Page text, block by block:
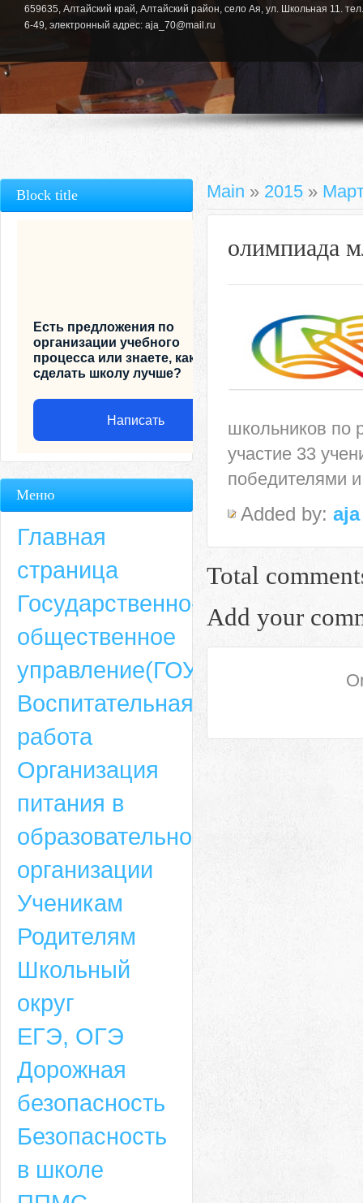
659635, Алтайский край, Алтайский район, село Ая, ул. Школьная 11.
6-49, электронный адрес: aja_70@mail.ru
Адрес
659635, Алтайский край, Алтайский район, село Ая, ул. Школьная 11.
6-49, электронный адрес: aja_70@mail.ru
Main » 2015 »
олимпиада
школьников по
участие 33
победителями
Added by: aja
Total
Add your
Block title
Есть предложения по
организации учебного
процесса или знаете, как
сделать школу лучше?
Написать
Меню
Главная
страница
Государственно-
общественное
управление(ГОУ)
Воспитательная
работа
Организация
питания в
образовательной
организации
Ученикам
Родителям
Школьный
округ
ЕГЭ, ОГЭ
Дорожная
безопасность
Безопасность
в школе